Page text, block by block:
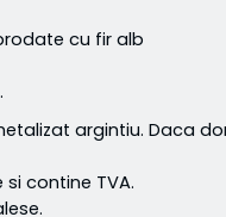
cu fir alb
argintiu. Daca
contine TVA.